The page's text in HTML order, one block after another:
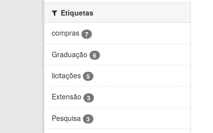
Etiquetas
compras
7
Graduação 6
licitações 5
Extensão 3
Pesquisa 3